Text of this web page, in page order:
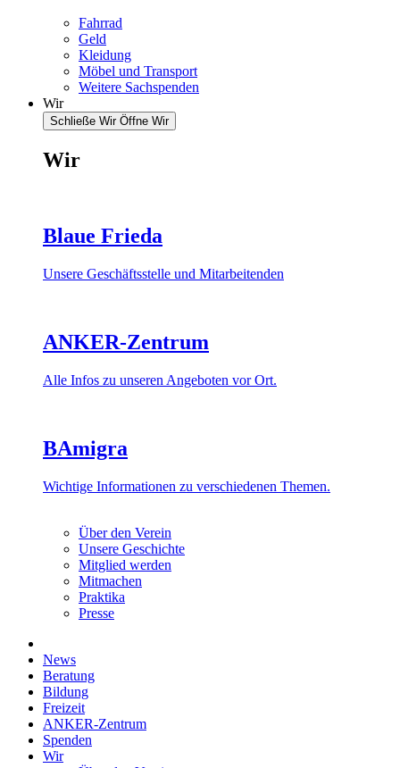
Fahrrad
Geld
Kleidung
Möbel und Transport
Weitere Sachspenden
Wir
Schließe Wir Öffne Wir
Wir
Blaue Frieda
Unsere Geschäftsstelle und Mitarbeitenden
ANKER-Zentrum
Alle Infos zu unseren Angeboten vor Ort.
BAmigra
Wichtige Informationen zu verschiedenen Themen.
Über den Verein
Unsere Geschichte
Mitglied werden
Mitmachen
Praktika
Presse
News
Beratung
Bildung
Freizeit
ANKER-Zentrum
Spenden
Wir